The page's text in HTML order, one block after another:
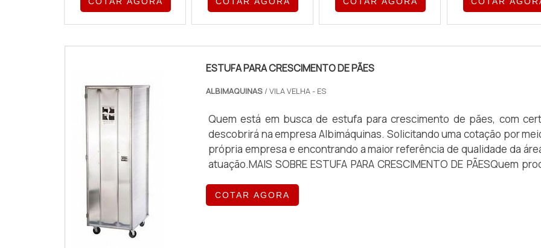
ESTUFA PARA CRESCIMENTO DE PÃES
ALBIMAQUINAS / VILA VELHA - ES
Quem está em busca de estufa para crescimento de pães, com
descobrirá na empresa Albimáquinas. Solicitando uma cotação por
própria empresa e encontrando a maior referência de qualidade da
atuação.MAIS SOBRE ESTUFA PARA CRESCIMENTO DE PÃESQuem
encontra o site da Albimáquinas. Com grande expressão de
quando o assunto é fatiador de pães ...
COTAR AGORA